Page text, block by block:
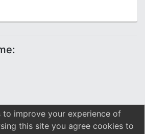
to improve your experience of
this site you agree cookies to